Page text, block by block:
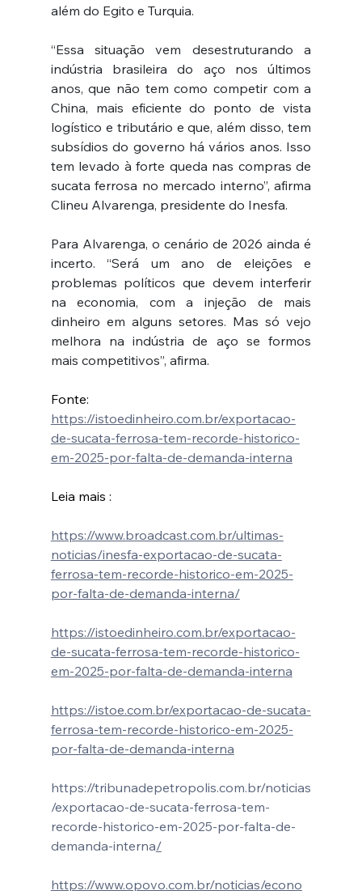
além do Egito e Turquia.
“Essa situação vem desestruturando a
indústria brasileira do aço nos últimos
anos, que não tem como competir com a
China, mais eficiente do ponto de vista
logístico e tributário e que, além disso, tem
subsídios do governo há vários anos. Isso
tem levado à forte queda nas compras de
sucata ferrosa no mercado interno”, afirma
Clineu Alvarenga, presidente do Inesfa.
Para Alvarenga, o cenário de 2026 ainda é
incerto. “Será um ano de eleições e
problemas políticos que devem interferir
na economia, com a injeção de mais
dinheiro em alguns setores. Mas só vejo
melhora na indústria de aço se formos
mais competitivos”, afirma.
https://istoedinheiro.com.br/exportacao-
de-sucata-ferrosa-tem-recorde-historico-
em-2025-por-falta-de-demanda-interna
Leia mais :
https://www.broadcast.com.br/ultimas-
noticias/inesfa-exportacao-de-sucata-
ferrosa-tem-recorde-historico-em-2025-
por-falta-de-demanda-interna/
https://istoedinheiro.com.br/exportacao-
de-sucata-ferrosa-tem-recorde-historico-
em-2025-por-falta-de-demanda-interna
https://istoe.com.br/exportacao-de-sucata-
ferrosa-tem-recorde-historico-em-2025-
por-falta-de-demanda-interna
https://tribunadepetropolis.com.br/noticias
/exportacao-de-sucata-ferrosa-tem-
recorde-historico-em-2025-por-falta-de-
demanda-interna/
https://www.opovo.com.br/noticias/econo